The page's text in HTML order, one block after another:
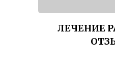
ЛЕЧЕНИЕ